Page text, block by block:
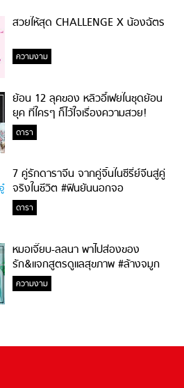
สวยให้สุด CHALLENGE X น้องฉัตร
ความงาม
ย้อน 12 ลุคของ หลิวอี้เฟยในชุดย้อน
ยุค ที่ใครๆ ก็ไว้ใจเรื่องความสวย!
ดารา
7 คู่รักดาราจีน จากคู่จิ้นในซีรี่ย์จีนสู่คู่
จริงในชีวิต #ฟินยันนอกจอ
ดารา
หมอเจี๊ยบ-ลลนา พาไปส่องของ
รัก&แจกสูตรดูแลสุขภาพ #ล้างจมูก
ไม่ยากจะสอนให้
ความงาม